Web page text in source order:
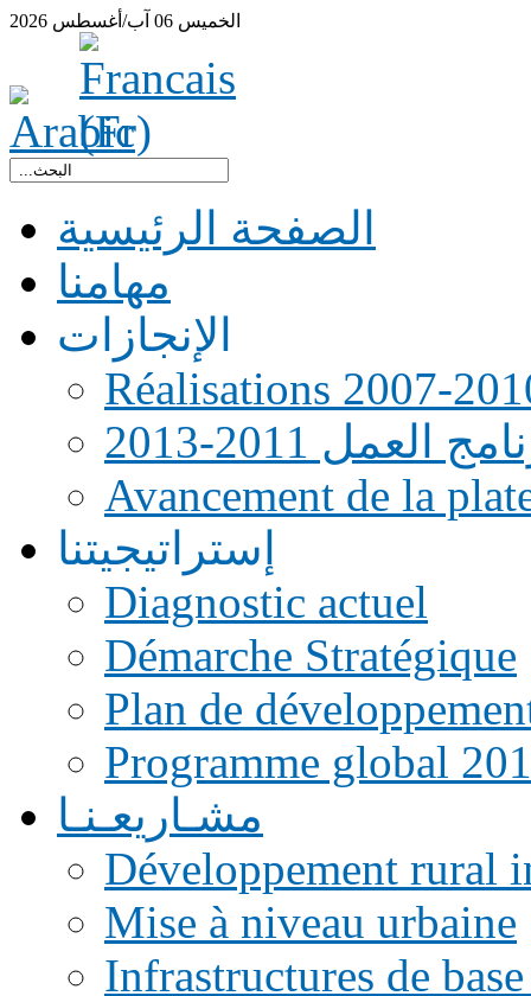
الخميس 06 آب/أغسطس 2026
الصفحة الرئيسية
مهامنا
الإنجازات
Réalisations 2007-
العمل 2011-2013
Avancement de la
إستراتيجيتنا
Diagnostic actuel
Démarche Stratégique
Plan de
Programme global
مشـاريعـنـا
Développement rural
Mise à niveau urbaine
Infrastructures de